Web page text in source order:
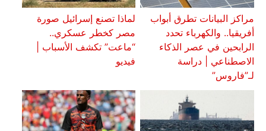
مراكز البيانات تطرق أبواب
أفريقيا.. والكهرباء تحدد
الرابحين في عصر الذكاء
الاصطناعي | دراسة
لـ”فاروس”
لماذا تصنع إسرائيل صورة
مصر كخطر عسكري..
“ماعت” تكشف الأسباب |
فيديو